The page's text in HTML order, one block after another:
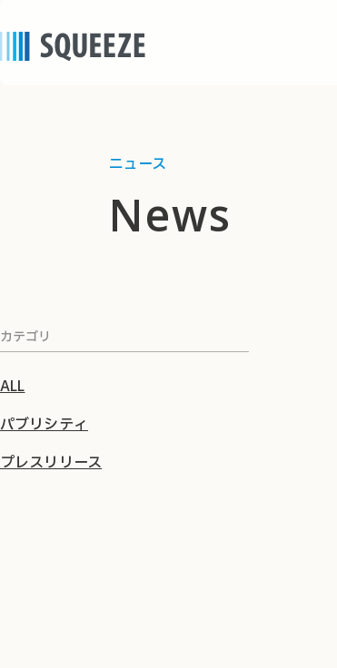
ニュース
news
カテゴリ
ALL
パブリシティ
プレスリリース